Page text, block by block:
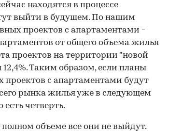
находятся в процессе
выйти в будущем. По нашим
проектов с апартаментами -
от общего объема жилья
проектов на территории "новой
Таким образом, если планы
проектов с апартаментами будут
рынка жилья уже в следующем
есть четверть.
объеме все они не выйдут.